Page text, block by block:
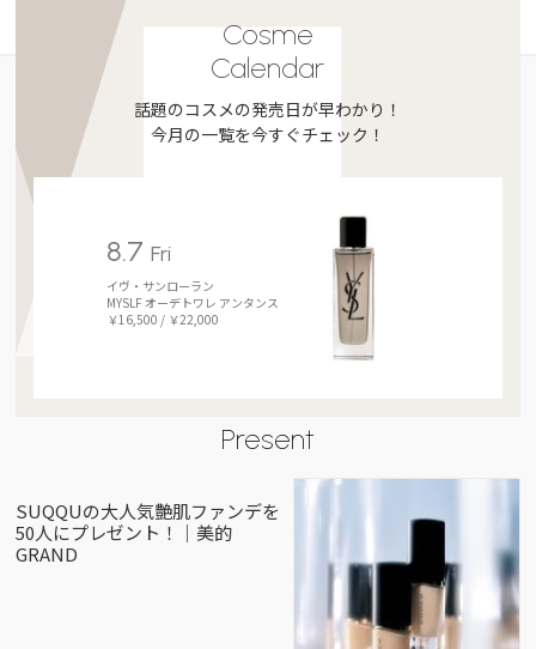
Cosme
Calendar
話題のコスメの発売日が早わかり！
今月の一覧を今すぐチェック！
8.7Fri
イヴ・サンローラン
MYSLF オーデトワレ アンタンス
￥16,500 / ￥22,000
Present
SUQQUの大人気艶肌ファンデを
50人にプレゼント！｜美的
GRAND